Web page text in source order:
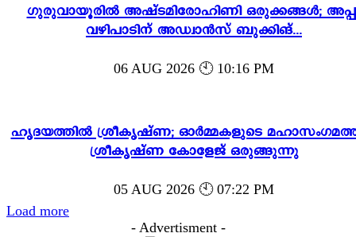
ഗുരുവായൂരിൽ അഷ്ടമിരോഹിണി ഒരുക്കങ്ങൾ;
വഴിപാടിന് അഡ്വാൻസ് ബുക്കിങ്...
06 AUG 2026 🕙 10:16 PM
ഹൃദയത്തിൽ ശ്രീകൃഷ്ണ; ഓർമ്മകളുടെ
ശ്രീകൃഷ്ണ കോളേജ് ഒരുങ്ങുന്നു
05 AUG 2026 🕙 07:22 PM
Load more
- Advertisment -